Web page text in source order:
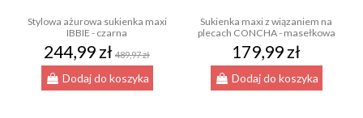
Stylowa ażurowa sukienka maxi
IBBIE - czarna
244,99 zł 489,97 zł
Dodaj do koszyka
Sukienka maxi z wiązaniem na
plecach CONCHA - masełkowa
179,99 zł
Dodaj do koszyka